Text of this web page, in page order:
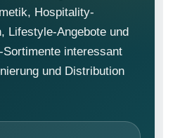
Hospitality-
Lifestyle-Angebote und
interessant
und Distribution